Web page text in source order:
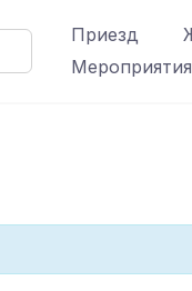
Приезд
Мероприятия